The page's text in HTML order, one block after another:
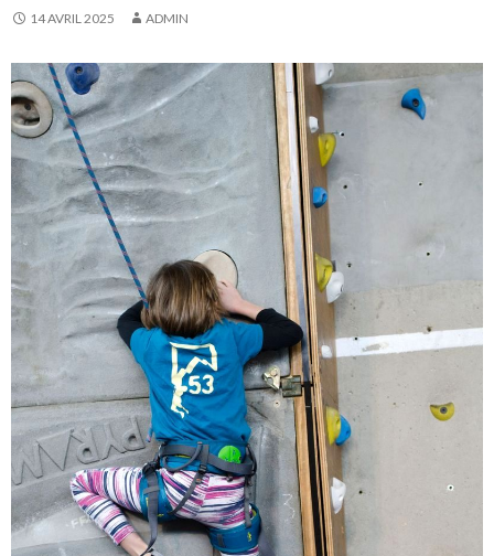
14 AVRIL 2025 ADMIN